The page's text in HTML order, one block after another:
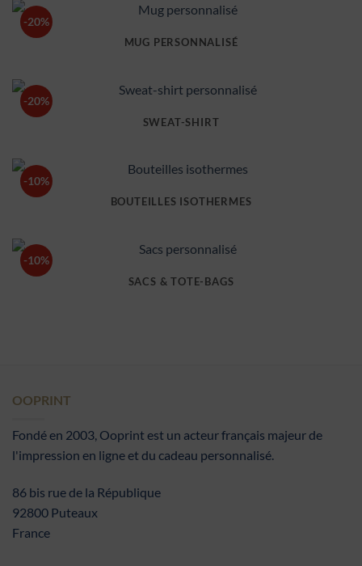
-20%
MUG PERSONNALISÉ
-20%
SWEAT-SHIRT
-10%
BOUTEILLES ISOTHERMES
-10%
SACS & TOTE-BAGS
OOPRINT
Fondé en 2003, Ooprint est un acteur français majeur de
l'impression en ligne et du cadeau personnalisé.
86 bis rue de la République
92800 Puteaux
France